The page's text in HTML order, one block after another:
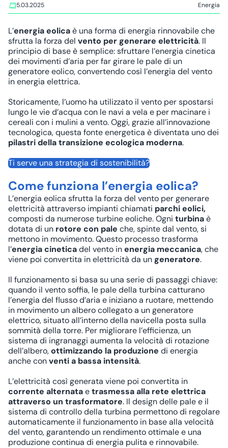
5.03.2025 Energia
L’energia eolicaè una forma di energia rinnovabileche
sfrutta la forza del vento per generare elettricità. Il
principio di base è semplice: sfruttare l’energia cinetica
dei movimenti d’aria per far girare le pale di un
generatore eolico, convertendo così l’energia del vento
in energia elettrica.
Storicamente, l’uomo ha utilizzato il vento per spostarsi
lungo le vie d’acqua con le navi a vela e per macinare i
cereali con i mulini a vento. Oggi, grazie all’innovazione
tecnologica, questa fonte energetica è diventata uno dei
pilastri della transizione ecologica moderna.
Ti serve una strategia di sostenibilità?
Come funziona l’energia eolica?
L’energia eolica sfrutta la forza del vento per generare
elettricità attraverso impianti chiamati parchi eolici,
composti da numerose turbine eoliche. Ogni turbinaè
dotata di un rotore con pale che, spinte dal vento, si
mettono in movimento. Questo processo trasforma
l’energia cineticadel vento inenergia meccanica, che
viene poi convertita in elettricità da ungeneratore.
Il funzionamento si basa su una serie di passaggi chiave:
quando il vento soffia, le pale della turbina catturano
l’energia del flusso d’aria e iniziano a ruotare, mettendo
in movimento un albero collegato a un generatore
elettrico, situato all’interno della navicella posta sulla
sommità della torre. Per migliorare l’efficienza, un
sistema di ingranaggi aumenta la velocità di rotazione
dell’albero,ottimizzando la produzione di energia
anche conventi a bassa intensità.
L’elettricità così generata viene poi convertita in
corrente alternataetrasmessa alla rete elettrica
attraverso un trasformatore. Il design delle pale e il
sistema di controllo della turbina permettono di regolare
automaticamente il funzionamento in base alla velocità
del vento, garantendo un rendimento ottimale e una
produzione continua di energia pulita e rinnovabile.